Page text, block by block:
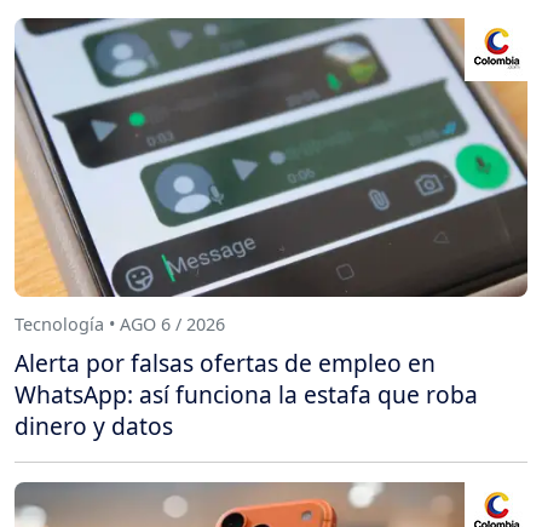
Tecnología • AGO 6 / 2026
Alerta por falsas ofertas de empleo en
WhatsApp: así funciona la estafa que roba
dinero y datos